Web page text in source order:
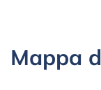
Mappa